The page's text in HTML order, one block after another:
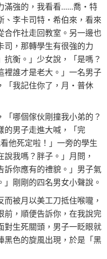
強的，我看看......喬‧特
李卡司特‧希伯來，看來
合作社走回教室。另一邊也
司，那轉學生有很強的力
衡。」少女說，「是嗎？
裡誰才是老大。」一名男子
「我記住你了，月‧普休
哪個傢伙剛撞我小弟的？
的男子走進大喊，「完
他死定啦！」一旁的學生
我嗎？胖子。」月問，
訴你應有的禮貌。」男子氣
剛剛的四名男女小聲說。
被月以美工刀抵住喉嚨，
前，順便告訴你，在我說完
對生死關頭，男子一眨眼就
黑色的旋風出現，於是「黑